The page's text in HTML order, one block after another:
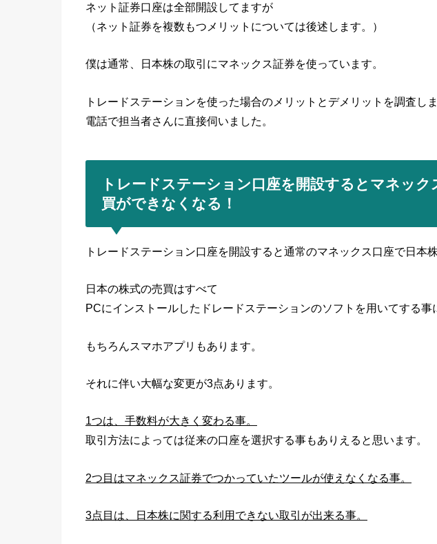
ネット証券口座は全部開設してますが
（ネット証券を複数もつメリットについては後述します。）
僕は通常、日本株の取引にマネックス証券を使っています。
トレードステーションを使った場合のメリットとデメリットを調査しま
電話で担当者さんに直接伺いました。
トレードステーション口座を開設するとマネック
買ができなくなる！
トレードステーション口座を開設すると通常のマネックス口座で日本
日本の株式の売買はすべて
PCにインストールしたドレードステーションのソフトを用いてする事
もちろんスマホアプリもあります。
それに伴い大幅な変更が3点あります。
1つは、手数料が大きく変わる事。
取引方法によっては従来の口座を選択する事もありえると思います。
2つ目はマネックス証券でつかっていたツールが使えなくなる事。
3点目は、日本株に関する利用できない取引が出来る事。